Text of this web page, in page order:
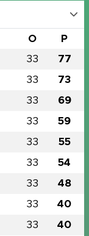
O P
33 77
33 73
33 69
33 59
33 55
33 54
33 48
33 40
33 40